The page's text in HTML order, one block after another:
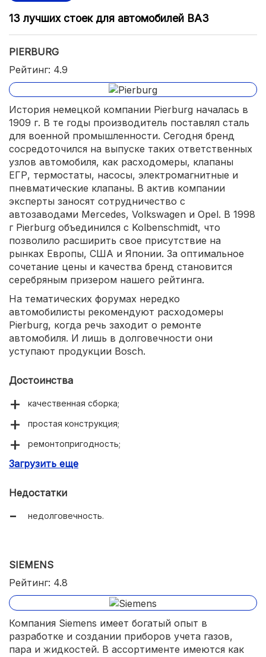
13 лучших стоек для автомобилей ВАЗ
PIERBURG
Рейтинг: 4.9
История немецкой компании Pierburg началась в
1909 г. В те годы производитель поставлял сталь
для военной промышленности. Сегодня бренд
сосредоточился на выпуске таких ответственных
узлов автомобиля, как расходомеры, клапаны
ЕГР, термостаты, насосы, электромагнитные и
пневматические клапаны. В актив компании
эксперты заносят сотрудничество с
автозаводами Mercedes, Volkswagen и Opel. В 1998
г Pierburg объединился с Kolbenschmidt, что
позволило расширить свое присутствие на
рынках Европы, США и Японии. За оптимальное
сочетание цены и качества бренд становится
серебряным призером нашего рейтинга.
На тематических форумах нередко
автомобилисты рекомендуют расходомеры
Pierburg, когда речь заходит о ремонте
автомобиля. И лишь в долговечности они
уступают продукции Bosch.
Достоинства
качественная сборка;
простая конструкция;
ремонтопригодность;
демократичная цена.
Загрузить еще
Недостатки
недолговечность.
SIEMENS
Рейтинг: 4.8
Компания Siemens имеет богатый опыт в
разработке и создании приборов учета газов,
пара и жидкостей. В ассортименте имеются как